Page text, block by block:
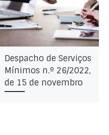
Despacho de Serviços
Mínimos n.º 26/2022,
de 15 de novembro